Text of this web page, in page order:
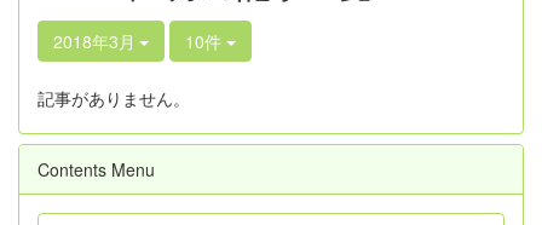
2018年3月 10件
記事がありません。
Contents Menu